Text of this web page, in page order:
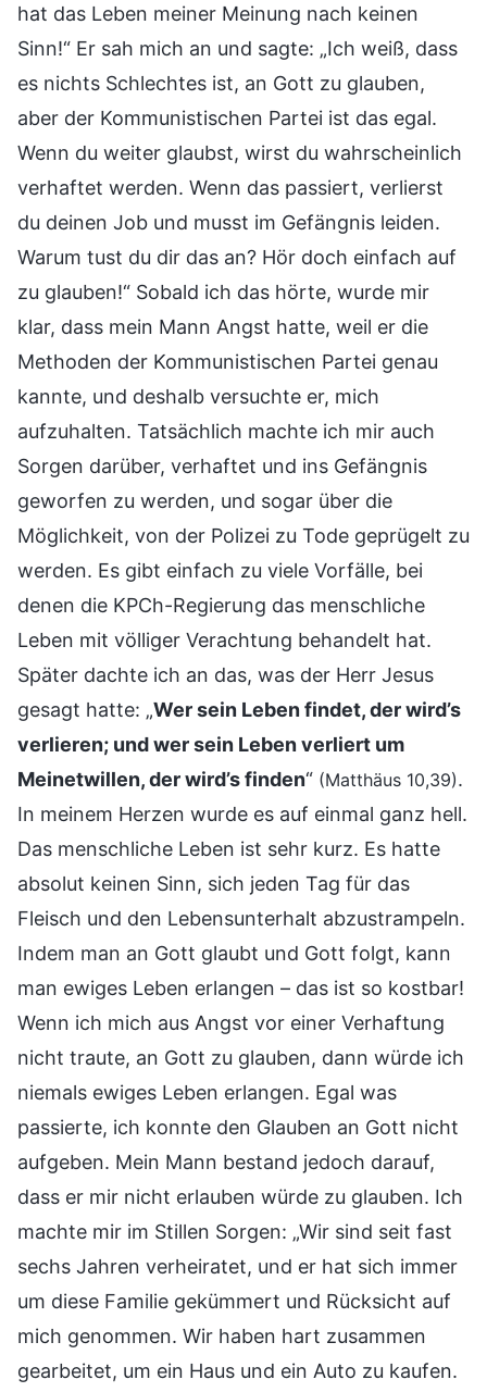
hat das Leben meiner Meinung nach keinen
Sinn!“ Er sah mich an und sagte: „Ich weiß, dass
es nichts Schlechtes ist, an Gott zu glauben,
aber der Kommunistischen Partei ist das egal.
Wenn du weiter glaubst, wirst du wahrscheinlich
verhaftet werden. Wenn das passiert, verlierst
du deinen Job und musst im Gefängnis leiden.
Warum tust du dir das an? Hör doch einfach auf
zu glauben!“ Sobald ich das hörte, wurde mir
klar, dass mein Mann Angst hatte, weil er die
Methoden der Kommunistischen Partei genau
kannte, und deshalb versuchte er, mich
aufzuhalten. Tatsächlich machte ich mir auch
Sorgen darüber, verhaftet und ins Gefängnis
geworfen zu werden, und sogar über die
Möglichkeit, von der Polizei zu Tode geprügelt zu
werden. Es gibt einfach zu viele Vorfälle, bei
denen die KPCh-Regierung das menschliche
Leben mit völliger Verachtung behandelt hat.
Später dachte ich an das, was der Herr Jesus
gesagt hatte: „Wer sein Leben findet, der wird’s
verlieren; und wer sein Leben verliert um
Meinetwillen, der wird’s finden“ (Matthäus 10,39).
In meinem Herzen wurde es auf einmal ganz hell.
Das menschliche Leben ist sehr kurz. Es hatte
absolut keinen Sinn, sich jeden Tag für das
Fleisch und den Lebensunterhalt abzustrampeln.
Indem man an Gott glaubt und Gott folgt, kann
man ewiges Leben erlangen – das ist so kostbar!
Wenn ich mich aus Angst vor einer Verhaftung
nicht traute, an Gott zu glauben, dann würde ich
niemals ewiges Leben erlangen. Egal was
passierte, ich konnte den Glauben an Gott nicht
aufgeben. Mein Mann bestand jedoch darauf,
dass er mir nicht erlauben würde zu glauben. Ich
machte mir im Stillen Sorgen: „Wir sind seit fast
sechs Jahren verheiratet, und er hat sich immer
um diese Familie gekümmert und Rücksicht auf
mich genommen. Wir haben hart zusammen
gearbeitet, um ein Haus und ein Auto zu kaufen.